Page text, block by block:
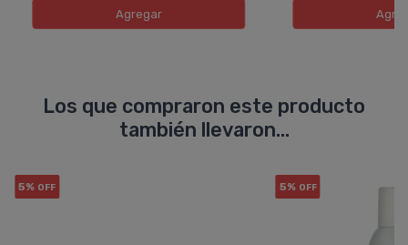
Agregar
Los que compraron este producto
también llevaron...
5% OFF 5% OFF